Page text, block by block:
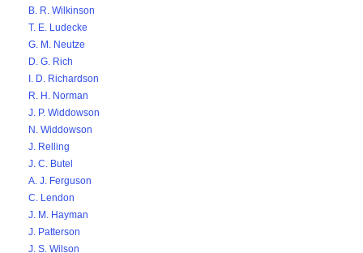
B. R. Wilkinson
T. E. Ludecke
G. M. Neutze
D. G. Rich
I. D. Richardson
R. H. Norman
J. P. Widdowson
N. Widdowson
J. Relling
J. C. Butel
A. J. Ferguson
C. Lendon
J. M. Hayman
J. Patterson
J. S. Wilson